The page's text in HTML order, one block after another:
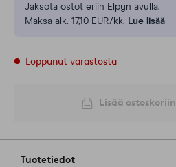
Jaksota ostot eriin Elpyn avulla.
Maksa alk. 17,10 EUR/kk. Lue lisää
Loppunut varastosta
Lisää ostoskoriin
Tuotetiedot